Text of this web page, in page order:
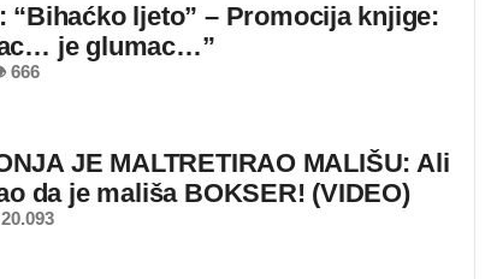
“Bihaćko ljeto” – Promocija knjige:
je glumac…”
666
JE MALTRETIRAO MALIŠU: Ali
da je mališa BOKSER! (VIDEO)